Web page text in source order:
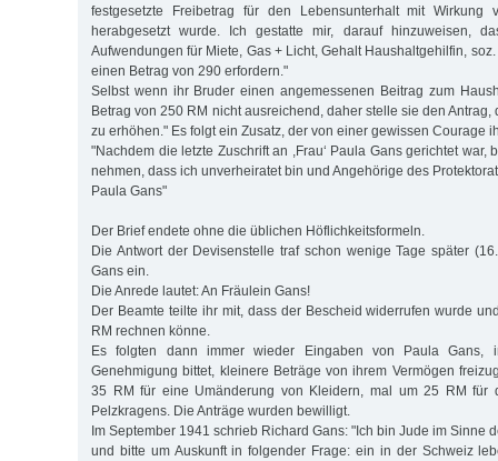
festgesetzte Freibetrag für den Lebensunterhalt mit Wirkung
herabgesetzt wurde. Ich gestatte mir, darauf hinzuweisen,
Aufwendungen für Miete, Gas + Licht, Gehalt Haushaltgehilfin,
einen Betrag von 290 erfordern."
Selbst wenn ihr Bruder einen angemessenen Beitrag zum
Betrag von 250 RM nicht ausreichend, daher stelle sie den Antrag,
zu erhöhen." Es folgt ein Zusatz, der von einer gewissen Courage
"Nachdem die letzte Zuschrift an ,Frau‘ Paula Gans gerichtet war,
nehmen, dass ich unverheiratet bin und Angehörige des
Paula Gans"
Der Brief endete ohne die üblichen Höflichkeitsformeln.
Die Antwort der Devisenstelle traf schon wenige Tage später
Gans ein.
Die Anrede lautet: An Fräulein Gans!
Der Beamte teilte ihr mit, dass der Bescheid widerrufen wurde
RM rechnen könne.
Es folgten dann immer wieder Eingaben von Paula
Genehmigung bittet, kleinere Beträge von ihrem Vermögen
35 RM für eine Umänderung von Kleidern, mal um 25 RM für
Pelzkragens. Die Anträge wurden bewilligt.
Im September 1941 schrieb Richard Gans: "Ich bin Jude im Sinne
und bitte um Auskunft in folgender Frage: ein in der Schweiz